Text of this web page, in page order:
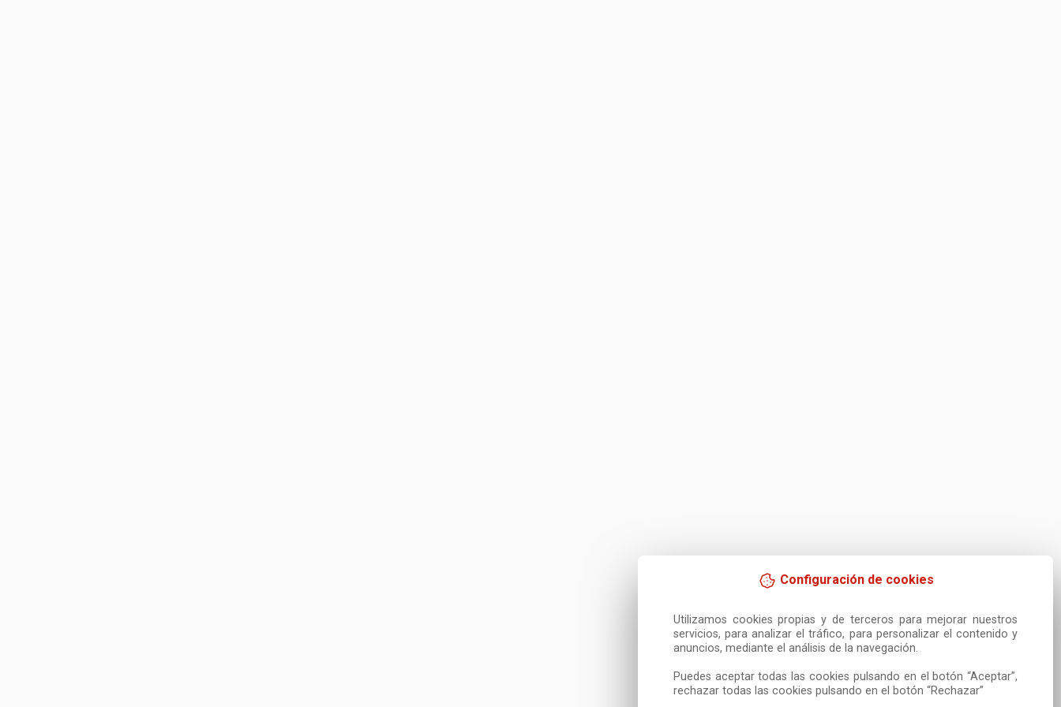
Configuración de cookies
Utilizamos cookies propias y de terceros para mejorar nuestros
servicios, para analizar el tráfico, para personalizar el contenido y
anuncios, mediante el análisis de la navegación.
Puedes aceptar todas las cookies pulsando en el botón “Aceptar”,
rechazar todas las cookies pulsando en el botón “Rechazar”